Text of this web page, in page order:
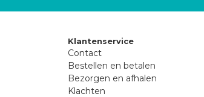
Klantenservice
Contact
Bestellen en betalen
Bezorgen en afhalen
Klachten